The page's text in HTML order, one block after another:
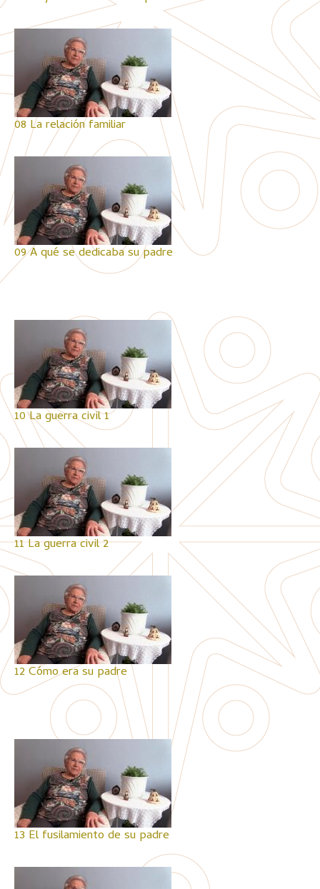
08 La relación familiar
09 A qué se dedicaba su padre
10 La guerra civil 1
11 La guerra civil 2
12 Cómo era su padre
13 El fusilamiento de su padre